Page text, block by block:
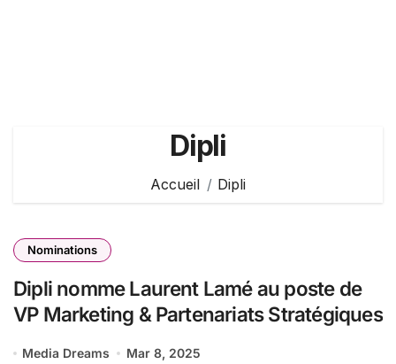
Dipli
Accueil Dipli
Nominations
Dipli nomme Laurent Lamé au poste de
VP Marketing & Partenariats Stratégiques
Media Dreams Mar 8, 2025